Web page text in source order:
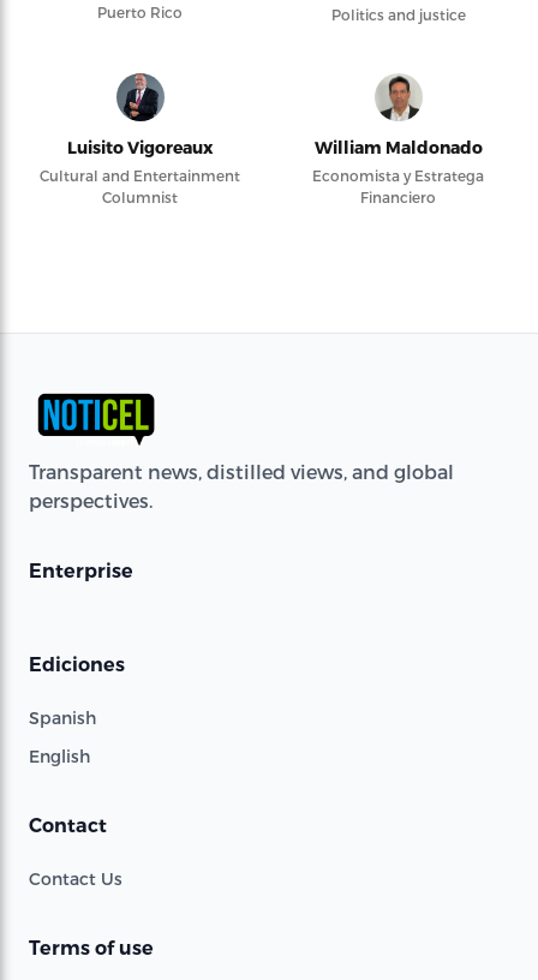
Puerto Rico
Politics and justice
Luisito Vigoreaux
Cultural and Entertainment
Columnist
William Maldonado
Economista y Estratega
Financiero
Transparent news, distilled views, and global
perspectives.
Enterprise
Ediciones
Spanish
English
Contact
Contact Us
Terms of use